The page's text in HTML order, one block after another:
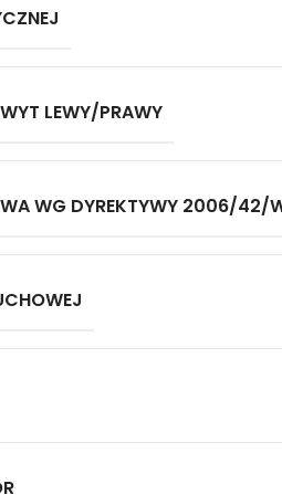
LEWY/PRAWY
WG DYREKTYWY 2006/42/